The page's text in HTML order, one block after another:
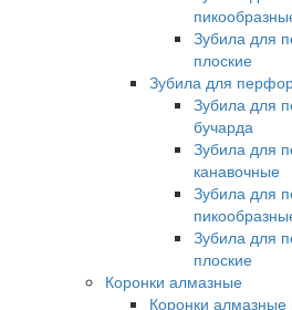
Зубила для
плоские
Зубила для
Зубила для
бучарда
Зубила для
канавочные
Зубила для
Зубила для
плоские
Коронки алмазные
Коронки алмазные